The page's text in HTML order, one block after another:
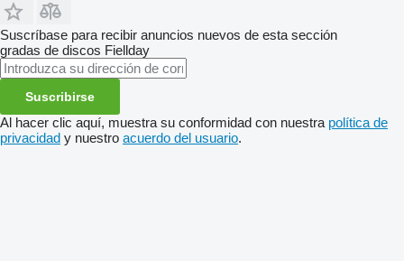
Suscríbase para recibir anuncios nuevos de esta sección
gradas de discos Fiellday
Suscribirse
Al hacer clic aquí, muestra su conformidad con nuestra política de
privacidad y nuestro acuerdo del usuario.